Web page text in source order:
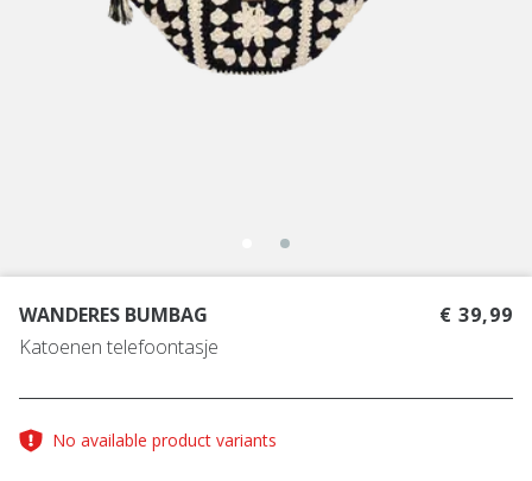
WANDERES BUMBAG
Katoenen telefoontasje
€ 39,99
No available product variants